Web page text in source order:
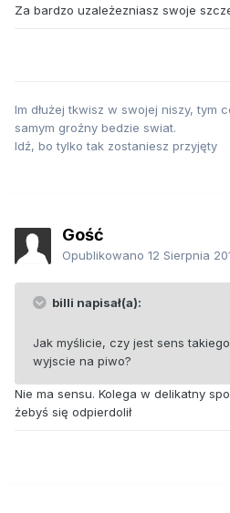
Za bardzo uzależezniasz swoje
Im dłużej tkwisz w swojej niszy, tym
samym groźny bedzie swiat.
Idź, bo tylko tak zostaniesz przyjęty
Gość
Opublikowano 12 Sierpnia
billi napisał(a):
Jak myślicie, czy jest sens
wyjscie na piwo?
Nie ma sensu. Kolega w delikatny
żebyś się odpierdolił